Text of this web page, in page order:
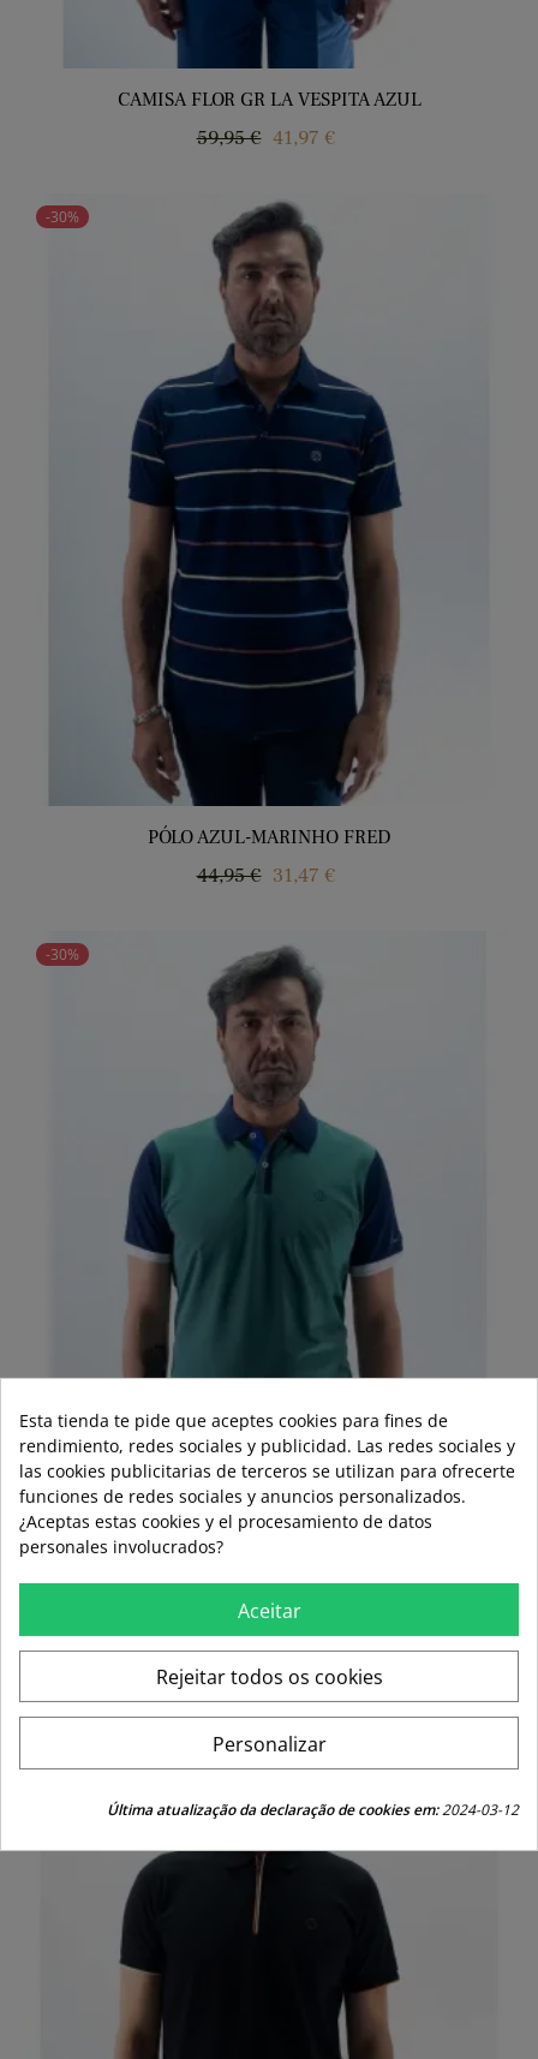
CAMISA FLOR GR LA VESPITA AZUL
Regular
59,95 € Price
41,97 €
-30%
PÓLO AZUL-MARINHO FRED
Regular
44,95 € Price
31,47 €
-30%
Regular
price
49,95 € Price
34,97 €
Esta tienda te pide que aceptes cookies para fines de
rendimiento, redes sociales y publicidad. Las redes sociales y
las cookies publicitarias de terceros se utilizan para ofrecerte
funciones de redes sociales y anuncios personalizados.
¿Aceptas estas cookies y el procesamiento de datos
personales involucrados?
Aceitar
Rejeitar todos os cookies
Personalizar
Última atualização da declaração de cookies em:2024-03-12